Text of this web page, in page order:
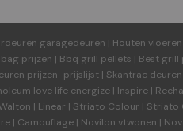
garagedeuren | Houten vloeren
prijzen | Bbq grill pellets | Best grill
prijzen-prijslijst | Skantrae deuren
love life energize | Inspire |
| Linear | Striato Colour | Striato
| Camouflage| Novilon vtwonen |